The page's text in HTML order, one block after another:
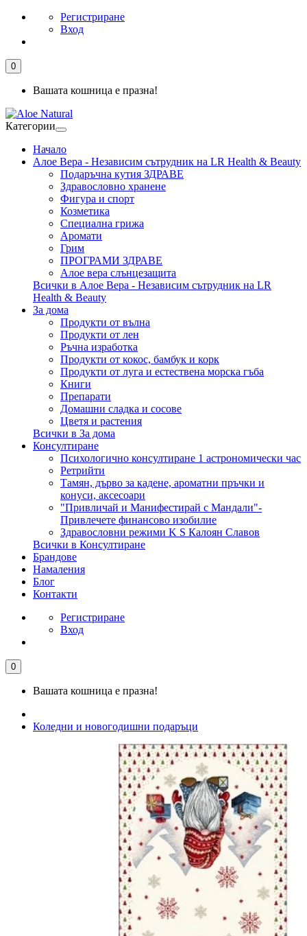
Регистриране
Вход
0
Вашата кошница е празна!
Категории
Начало
Алое Вера - Независим сътрудник на LR Health & Beauty
Подаръчна кутия ЗДРАВЕ
Здравословно хранене
Фигура и спорт
Козметика
Специална грижа
Аромати
Грим
ПРОГРАМИ ЗДРАВЕ
Алое вера слънцезащита
Всички в Алое Вера - Независим сътрудник на LR
Health & Beauty
За дома
Продукти от вълна
Продукти от лен
Ръчна изработка
Продукти от кокос, бамбук и корк
Продукти от луга и естествена морска гъба
Книги
Препарати
Домашни сладка и сосове
Цветя и растения
Всички в За дома
Консултиране
Психологично консултиране 1 астрономически час
Ретрийти
Тамян, дърво за кадене, ароматни пръчки и
конуси, аксесоари
"Привличай и Манифестирай с Мандали"-
Привлечете финансово изобилие
Здравословни режими K S Калоян Славов
Всички в Консултиране
Брандове
Намаления
Блог
Контакти
Регистриране
Вход
0
Вашата кошница е празна!
Коледни и новогодишни подаръци